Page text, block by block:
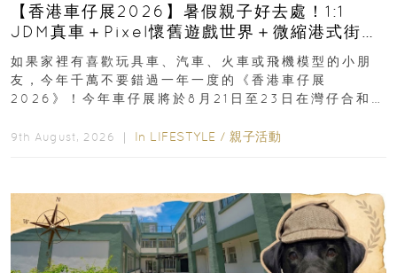
【香港車仔展2026】暑假親子好去處！1:1
JDM真車＋Pixel懷舊遊戲世界＋微縮港式街景
8月灣仔登場 車迷家庭必去！
如果家裡有喜歡玩具車、汽車、火車或飛機模型的小朋
友，今年千萬不要錯過一年一度的《香港車仔展
2026》！今年車仔展將於8月21日至23日在灣仔合和酒
9th August, 2026 ｜ In LIFESTYLE / 親子活動